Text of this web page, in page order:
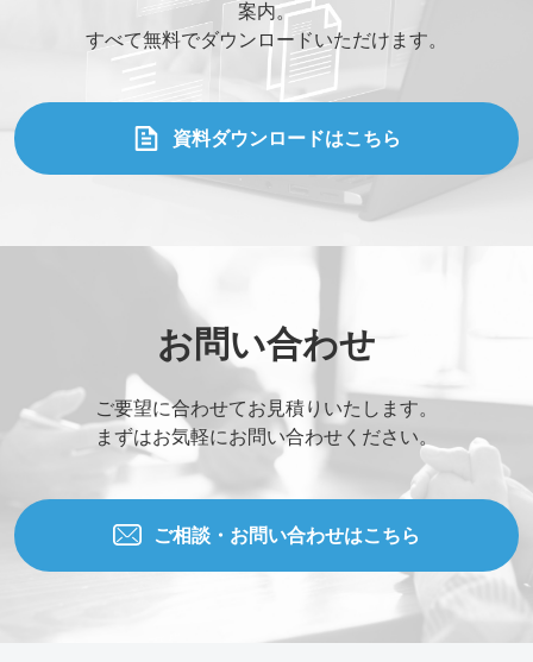
案内。
すべて無料でダウンロードいただけます。
資料ダウンロードはこちら
お問い合わせ
ご要望に合わせてお見積りいたします。
まずはお気軽にお問い合わせください。
ご相談・お問い合わせはこちら